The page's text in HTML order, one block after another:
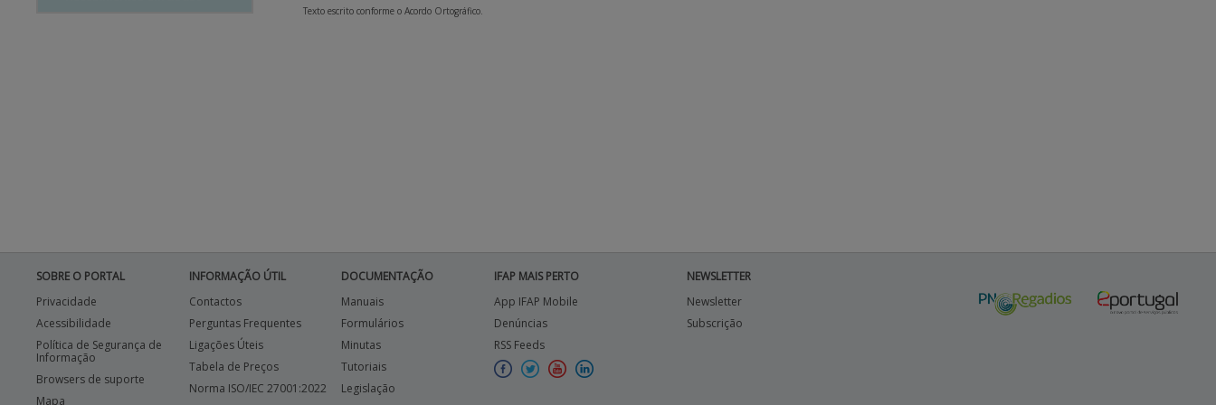
Texto escrito conforme o Acordo Ortográfico.
SOBRE O PORTAL
Privacidade
Acessibilidade
Política de Segurança de
Informação
Browsers de suporte
Mapa
INFORMAÇÃO ÚTIL
Contactos
Perguntas Frequentes
Ligações Úteis
Tabela de Preços
Norma ISO/IEC 27001:2022
DOCUMENTAÇÃO
Manuais
Formulários
Minutas
Tutoriais
Legislação
IFAP MAIS PERTO
App IFAP Mobile
Denúncias
RSS Feeds
NEWSLETTER
Newsletter
Subscrição